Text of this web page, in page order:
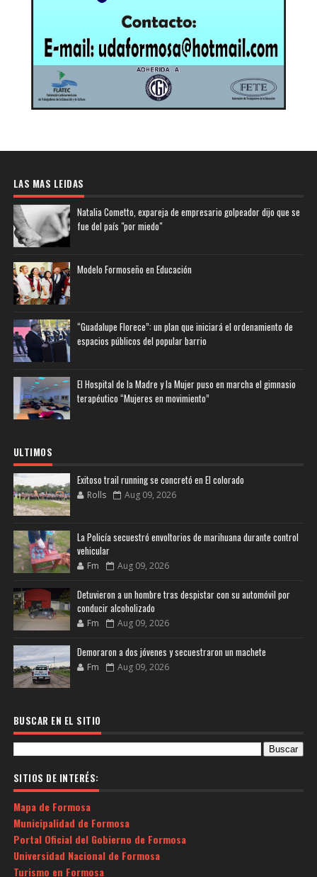
LAS MAS LEIDAS
Natalia Cometto, expareja de empresario golpeador dijo que se
fue del país "por miedo"
Modelo Formoseño en Educación
“Guadalupe Florece”: un plan que iniciará el ordenamiento de
espacios públicos del popular barrio
El Hospital de la Madre y la Mujer puso en marcha el gimnasio
terapéutico “Mujeres en movimiento”
ULTIMOS
Exitoso trail running se concretó en El colorado
Rolls Aug 09, 2026
La Policía secuestró envoltorios de marihuana durante control
vehicular
Fm Aug 09, 2026
Detuvieron a un hombre tras despistar con su automóvil por
conducir alcoholizado
Fm Aug 09, 2026
Demoraron a dos jóvenes y secuestraron un machete
Fm Aug 09, 2026
BUSCAR EN EL SITIO
SITIOS DE INTERÉS:
Mapa de Formosa
Municipalidad de Formosa
Portal Oficial del Gobierno de Formosa
Universidad Nacional de Formosa
Turismo en Formosa